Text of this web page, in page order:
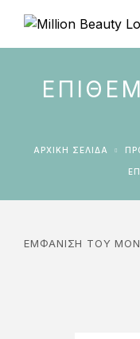
ΑΡΧΙΚΉ ΣΕΛΊΔΑ
ΕΜΦΆΝΙΣΗ ΤΟΥ